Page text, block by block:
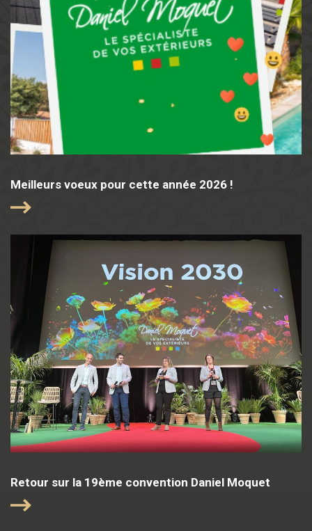
Meilleurs voeux pour cette année 2026 !
Retour sur la 19ème convention Daniel Moquet